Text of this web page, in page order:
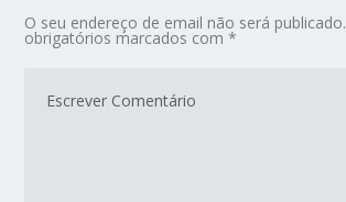
O seu endereço de email não será publicado.
obrigatórios marcados com*